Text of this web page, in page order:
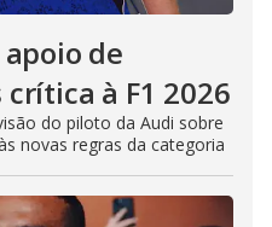
de
à F1 2026
do piloto da Audi sobre
novas regras da categoria